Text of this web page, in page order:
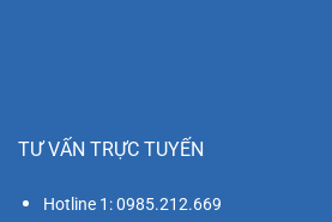
TƯ VẤN TRỰC TUYẾN
Hotline 1: 0985.212.669